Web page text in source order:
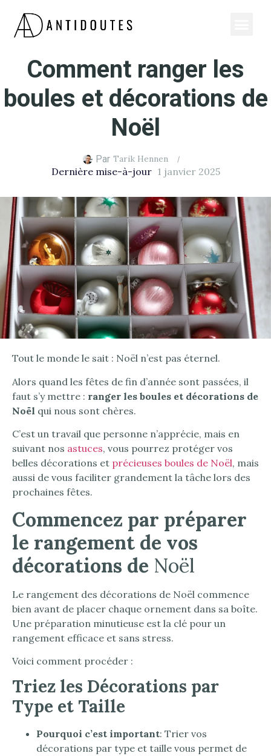
Comment ranger les
boules et décorations de
Noël
Par Tarik Hennen
Dernière mise-à-jour 1 janvier 2025
Tout le monde le sait : Noël n’est pas éternel.
Alors quand les fêtes de fin d’année sont passées, il
faut s’y mettre : ranger les boules et décorations de
Noël qui nous sont chères.
C’est un travail que personne n’apprécie, mais en
suivant nos astuces, vous pourrez protéger vos
belles décorations et précieuses boules de Noël, mais
aussi de vous faciliter grandement la tâche lors des
prochaines fêtes.
Commencez par préparer
le rangement de vos
décorations de Noël
Le rangement des décorations de Noël commence
bien avant de placer chaque ornement dans sa boîte.
Une préparation minutieuse est la clé pour un
rangement efficace et sans stress.
Voici comment procéder :
Triez les Décorations par
Type et Taille
Pourquoi c’est important: Trier vos
décorations par type et taille vous permet de